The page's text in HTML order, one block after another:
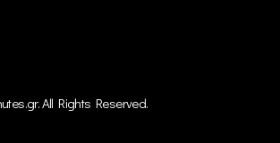
All Rights Reserved.